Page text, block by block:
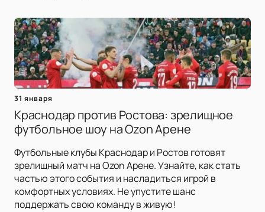
31 января
Краснодар против Ростова: зрелищное
футбольное шоу на Ozon Арене
Футбольные клубы Краснодар и Ростов готовят
зрелищный матч на Ozon Арене. Узнайте, как стать
частью этого события и насладиться игрой в
комфортных условиях. Не упустите шанс
поддержать свою команду в живую!